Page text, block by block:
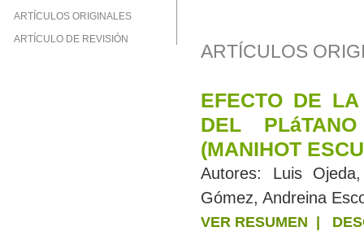
ARTÍCULOS ORIGINALES
ARTÍCULO DE REVISIÓN
ARTÍCULOS
EFECTO DE
DEL
(MANIHOT
Autores: Luis
Gómez, Andreina
VER RESUMEN